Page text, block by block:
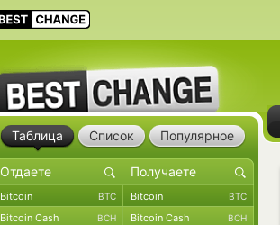
Таблица Список Популярное
Bitcoin BTC Bitcoin BTC
Bitcoin Cash BCH Bitcoin Cash BCH